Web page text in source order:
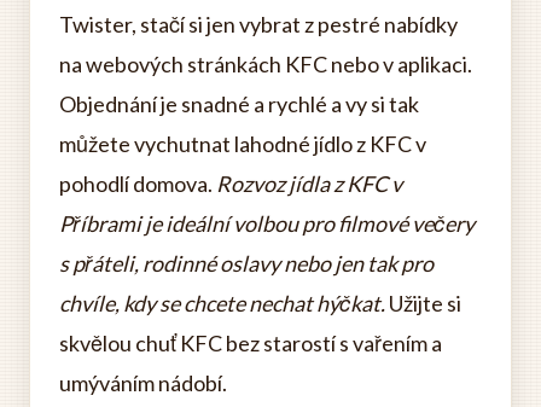
Twister, stačí si jen vybrat z pestré nabídky
na webových stránkách KFC nebo v aplikaci.
Objednání je snadné a rychlé a vy si tak
můžete vychutnat lahodné jídlo z KFC v
pohodlí domova. Rozvoz jídla z KFC v
Příbrami je ideální volbou pro filmové večery
s přáteli, rodinné oslavy nebo jen tak pro
chvíle, kdy se chcete nechat hýčkat.Užijte si
skvělou chuť KFC bez starostí s vařením a
umýváním nádobí.